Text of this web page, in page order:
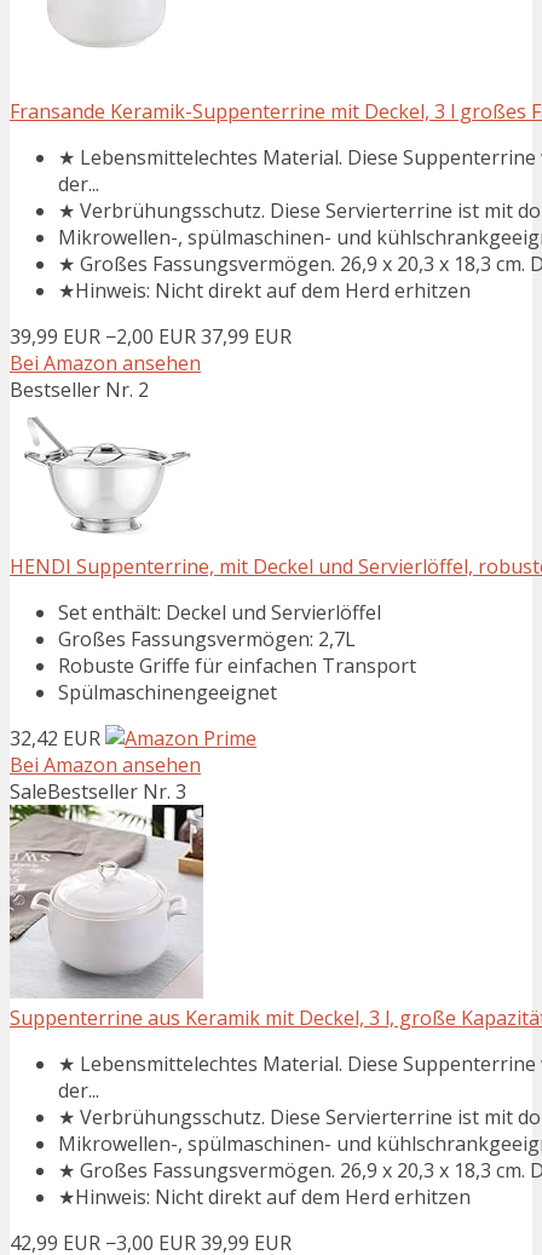
Fransande Keramik-Suppenterrine mit Deckel, 3 l großes
★ Lebensmittelechtes Material. Diese
der...
★ Verbrühungsschutz. Diese Servierterrine ist mit
Mikrowellen-, spülmaschinen- und
★ Großes Fassungsvermögen. 26,9 x 20,3 x 18,3
★Hinweis: Nicht direkt auf dem Herd erhitzen
39,99 EUR −2,00 EUR37,99 EUR
Bei Amazon ansehen
Bestseller Nr. 2
HENDI Suppenterrine, mit Deckel und Servierlöffel,
Set enthält: Deckel und Servierlöffel
Großes Fassungsvermögen: 2,7L
Robuste Griffe für einfachen Transport
Spülmaschinengeeignet
32,42 EUR
Bei Amazon ansehen
SaleBestseller Nr. 3
Suppenterrine aus Keramik mit Deckel, 3 l, große
★ Lebensmittelechtes Material. Diese
der...
★ Verbrühungsschutz. Diese Servierterrine ist mit
Mikrowellen-, spülmaschinen- und
★ Großes Fassungsvermögen. 26,9 x 20,3 x 18,3
★Hinweis: Nicht direkt auf dem Herd erhitzen
42,99 EUR −3,00 EUR39,99 EUR